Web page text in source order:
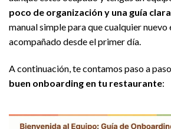
poco de organización y una guía clara
manual simple para que cualquier nuevo
acompañado desde el primer día.
A continuación, te contamos paso a paso
buen onboarding en tu restaurante: